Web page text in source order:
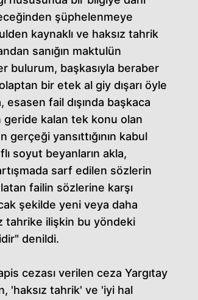
şüphelenmeye
kaynaklı ve haksız tahrik
sanığın maktulün
bulurum, başkasıyla beraber
bir etek al giy dışarı öyle
esasen fail dışında başkaca
geride kalan tek konu olan
gerçeği yansıttığının kabul
soyut beyanların akla,
sarf edilen sözlerin
failin sözlerine karşı
şekilde yeni veya daha
tahrike ilişkin bu yöndeki
denildi.
cezası verilen ceza Yargıtay
'haksız tahrik' ve 'iyi hal